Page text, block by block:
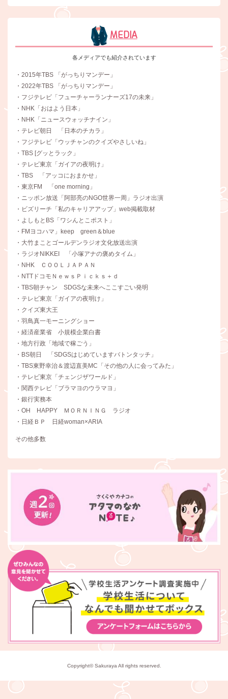
MEDIA
各メディアでも紹介されています
・2015年TBS 「がっちりマンデー」
・2022年TBS 「がっちりマンデー」
・フジテレビ「フューチャーランナーズ17の未来」
・NHK「おはよう日本」
・NHK「ニュースウォッチナイン」
・テレビ朝日 「日本のチカラ」
・フジテレビ「ウッチャンのクイズやさしいね」
・TBS [グッとラック」
・テレビ東京「ガイアの夜明け」
・TBS 「アッコにおまかせ」
・東京FM 「one morning」
・ニッポン放送「阿部亮のNGO世界一周」ラジオ出演
・ビズリーチ「私のキャリアアップ」web掲載取材
・よしもとBS「ワシんとこポスト」
・FMヨコハマ」keep green＆blue
・大竹まことゴールデンラジオ文化放送出演
・ラジオNIKKEI 「小塚アナの褒めタイム」
・NHK ＣＯＯＬＪＡＰＡＮ
・NTTドコモＮｅｗｓＰｉｃｋｓ＋ｄ
・TBS朝チャン SDGSな未来へここすごい発明
・テレビ東京「ガイアの夜明け」
・クイズ東大王
・羽鳥真一モーニングショー
・経済産業省 小規模企業白書
・地方行政「地域で稼ごう」
・BS朝日 「SDGSはじめていますバトンタッチ」
・TBS東野幸治＆渡辺直美MC「その他の人に会ってみた」
・テレビ東京「チェンジザワールド」
・関西テレビ「ブラマヨのウラマヨ」
・銀行実務本
・OH HAPPY ＭＯＲＮＩＮＧ ラジオ
・日経ＢＰ 日経woman×ARIA
その他多数
Copyright© Sakuraya All rights reserved.